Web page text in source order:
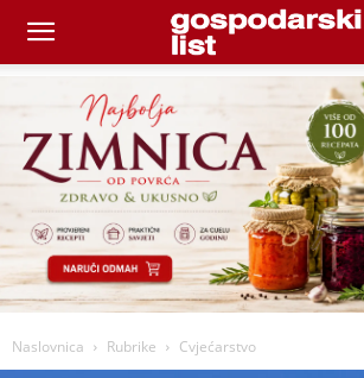
Naslovnica Rubrike Cvjećarstvo